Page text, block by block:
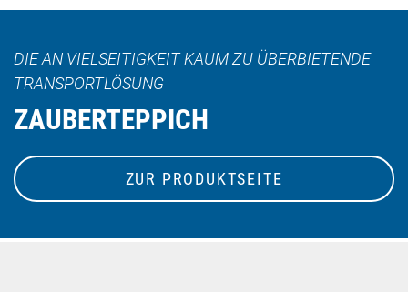
DIE AN VIELSEITIGKEIT KAUM ZU ÜBERBIETENDE
TRANSPORTLÖSUNG
ZAUBERTEPPICH
ZUR PRODUKTSEITE